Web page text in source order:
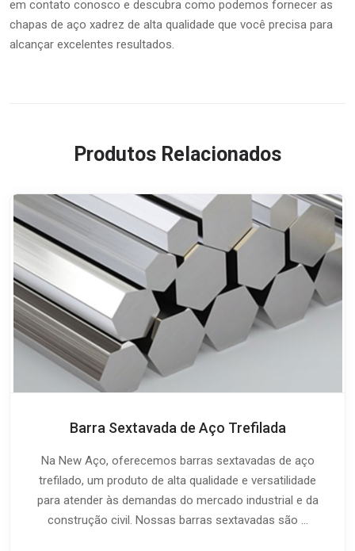
em contato conosco e descubra como podemos fornecer as
chapas de aço xadrez de alta qualidade que você precisa para
alcançar excelentes resultados.
Produtos Relacionados
Barra Sextavada de Aço Trefilada
Na New Aço, oferecemos barras sextavadas de aço
trefilado, um produto de alta qualidade e versatilidade
para atender às demandas do mercado industrial e da
construção civil. Nossas barras sextavadas são ...